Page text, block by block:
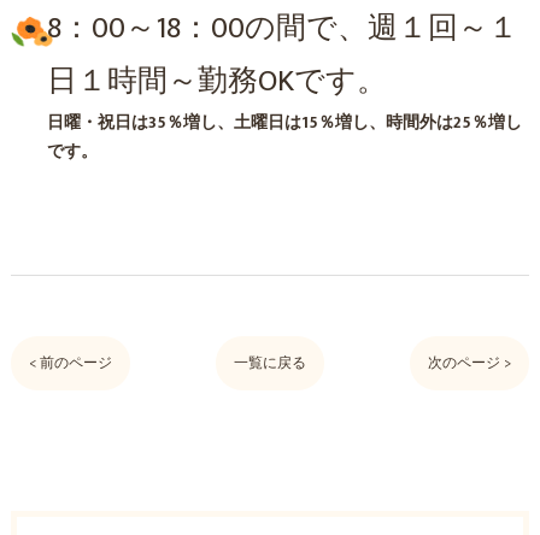
日曜・祝日は35％増し、土曜日は15％増し、時間外は25％増し
です。
8：00～18：00の間で、週１回～１
日１時間～勤務OKです。
< 前のページ 一覧に戻る 次のページ >